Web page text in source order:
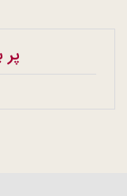
پر